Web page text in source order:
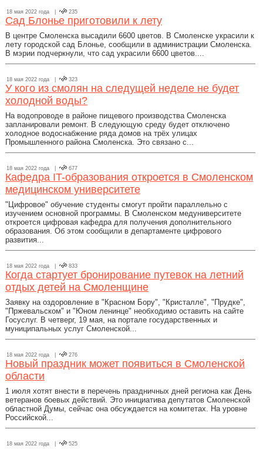
18 мая 2022 года | 235
Сад Блонье приготовили к лету
В центре Смоленска высадили 6600 цветов. В Смоленске украсили к
лету городской сад Блонье, сообщили в администрации Смоленска.
В мэрии подчеркнули, что сад украсили 6600 цветов....
18 мая 2022 года | 323
У кого из смолян на следущей неделе не будет
холодной воды?
На водопроводе в районе пищевого производства Смоленска
запланировали ремонт. В следующую среду будет отключено
холодное водоснабжение ряда домов на трёх улицах
Промышленного района Смоленска. Это связано с...
18 мая 2022 года | 677
Кафедра IT-образования откроется в Смоленском
медицинском университете
"Цифровое" обучение студенты смогут пройти параллельно с
изучением основной программы. В Смоленском медуниверситете
откроется цифровая кафедра для получения дополнительного
образования. Об этом сообщили в департаменте цифрового
развития...
18 мая 2022 года | 833
Когда стартует бронирование путевок на летний
отдых детей на Смоленщине
Заявку на оздоровление в "Красном Бору", "Кристалле", "Прудке",
"Пржевальском" и "Юном ленинце" необходимо оставить на сайте
Госуслуг. В четверг, 19 мая, на портале государственных и
муниципальных услуг Смоленской...
18 мая 2022 года | 276
Новый праздник может появиться в Смоленской
области
1 июля хотят внести в перечень праздничных дней региона как День
ветеранов боевых действий. Это инициатива депутатов Смоленской
областной Думы, сейчас она обсуждается на комитетах. На уровне
Российской...
18 мая 2022 года | 525